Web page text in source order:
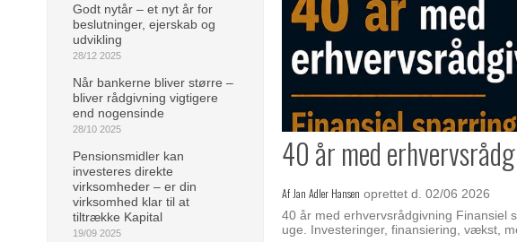
Godt nytår – et nyt år for
beslutninger, ejerskab og
udvikling
28/12 2025
Når bankerne bliver større –
bliver rådgivning vigtigere
end nogensinde
28/10 2025
Pensionsmidler kan
investeres direkte
virksomheder – er din
virksomhed klar til at
tiltrække Kapital
19/09 2025
40 år med
AfJan Adler Hansen oprettet d.02/06 2026
40 år med erhvervsrådgivning Finansiel
uge. Investeringer, finansiering, vækst,